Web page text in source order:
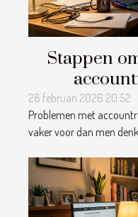
Stappen
28 februari 2026 20:52
Problemen met
vaker voor dan men